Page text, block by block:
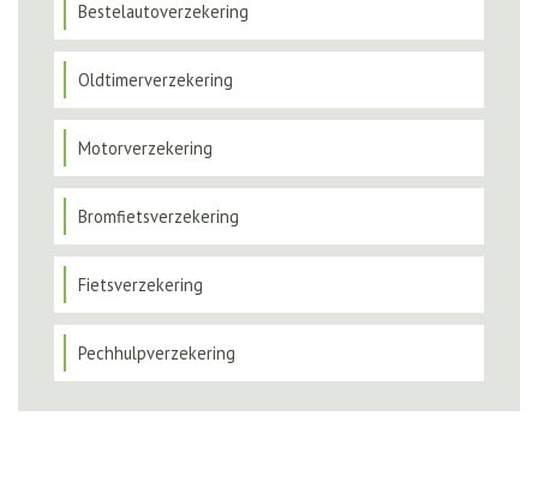
Bestelautoverzekering
Oldtimerverzekering
Motorverzekering
Bromfietsverzekering
Fietsverzekering
Pechhulpverzekering